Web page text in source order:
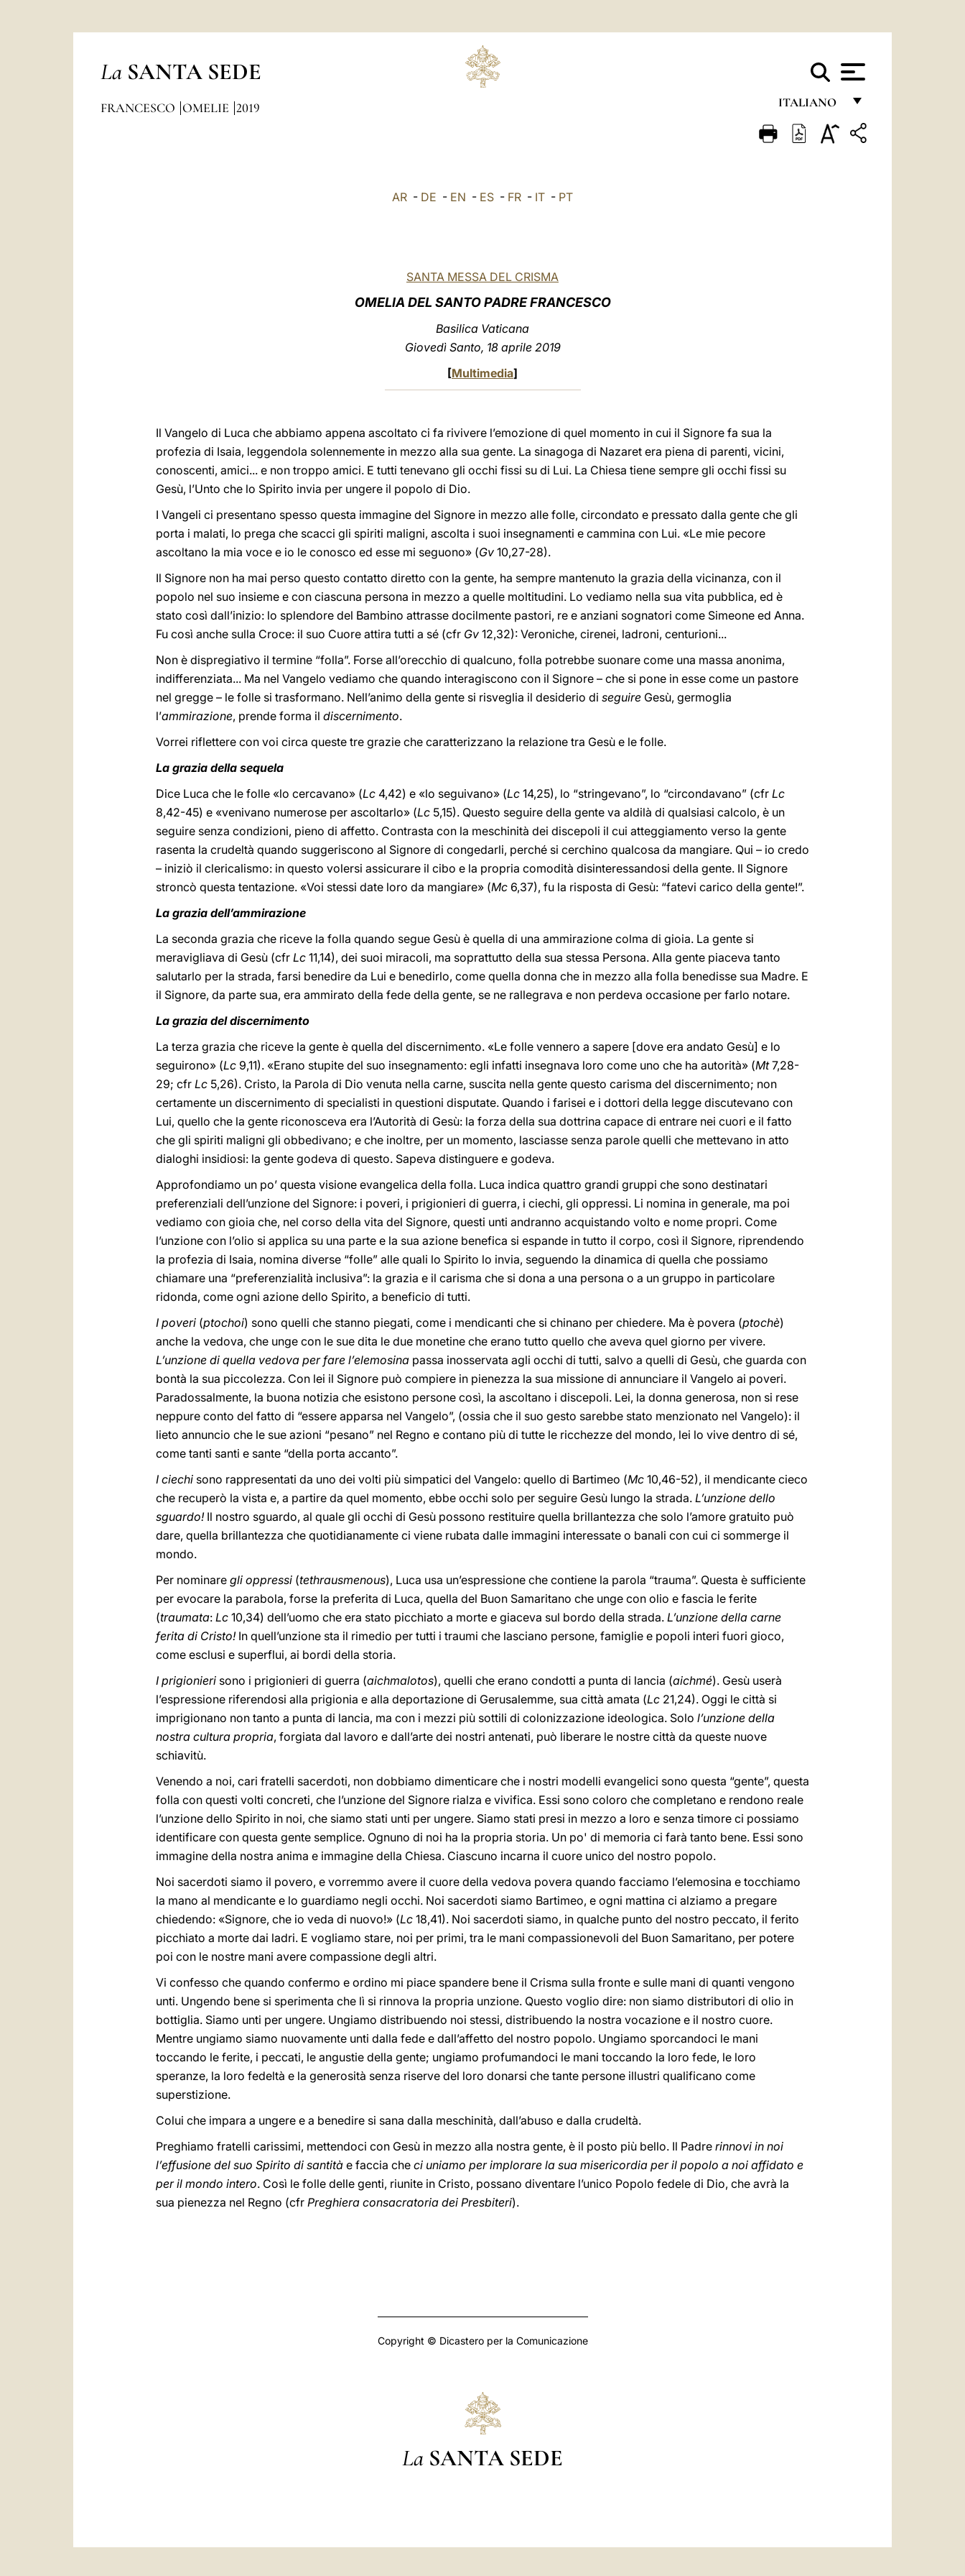
La SANTA SEDE
ITALIANO
FRANÇAIS
FRANCESCO OMELIE 2019
AR - DE - EN - ES - FR - IT - PT
SANTA MESSA DEL CRISMA
OMELIA DEL SANTO PADRE FRANCESCO
Basilica Vaticana
Giovedì Santo, 18 aprile 2019
[Multimedia]
Il Vangelo di Luca che abbiamo appena ascoltato ci fa rivivere l’emozione di quel momento in cui il Signore fa sua la
profezia di Isaia, leggendola solennemente in mezzo alla sua gente. La sinagoga di Nazaret era piena di parenti, vicini,
conoscenti, amici... e non troppo amici. E tutti tenevano gli occhi fissi su di Lui. La Chiesa tiene sempre gli occhi fissi su
Gesù, l’Unto che lo Spirito invia per ungere il popolo di Dio.
I Vangeli ci presentano spesso questa immagine del Signore in mezzo alle folle, circondato e pressato dalla gente che gli
porta i malati, lo prega che scacci gli spiriti maligni, ascolta i suoi insegnamenti e cammina con Lui. «Le mie pecore
ascoltano la mia voce e io le conosco ed esse mi seguono» (Gv 10,27-28).
Il Signore non ha mai perso questo contatto diretto con la gente, ha sempre mantenuto la grazia della vicinanza, con il
popolo nel suo insieme e con ciascuna persona in mezzo a quelle moltitudini. Lo vediamo nella sua vita pubblica, ed è
stato così dall’inizio: lo splendore del Bambino attrasse docilmente pastori, re e anziani sognatori come Simeone ed Anna.
Fu così anche sulla Croce: il suo Cuore attira tutti a sé (cfr Gv 12,32): Veroniche, cirenei, ladroni, centurioni...
Non è dispregiativo il termine “folla”. Forse all’orecchio di qualcuno, folla potrebbe suonare come una massa anonima,
indifferenziata... Ma nel Vangelo vediamo che quando interagiscono con il Signore – che si pone in esse come un pastore
nel gregge – le folle si trasformano. Nell’animo della gente si risveglia il desiderio di seguire Gesù, germoglia
l’ammirazione, prende forma il discernimento.
Vorrei riflettere con voi circa queste tre grazie che caratterizzano la relazione tra Gesù e le folle.
La grazia della sequela
Dice Luca che le folle «lo cercavano» (Lc 4,42) e «lo seguivano» (Lc 14,25), lo “stringevano”, lo “circondavano” (cfr Lc
8,42-45) e «venivano numerose per ascoltarlo» (Lc 5,15). Questo seguire della gente va aldilà di qualsiasi calcolo, è un
seguire senza condizioni, pieno di affetto. Contrasta con la meschinità dei discepoli il cui atteggiamento verso la gente
rasenta la crudeltà quando suggeriscono al Signore di congedarli, perché si cerchino qualcosa da mangiare. Qui – io credo
– iniziò il clericalismo: in questo volersi assicurare il cibo e la propria comodità disinteressandosi della gente. Il Signore
stroncò questa tentazione. «Voi stessi date loro da mangiare» (Mc 6,37), fu la risposta di Gesù: “fatevi carico della gente!”.
La grazia dell’ammirazione
La seconda grazia che riceve la folla quando segue Gesù è quella di una ammirazione colma di gioia. La gente si
meravigliava di Gesù (cfr Lc 11,14), dei suoi miracoli, ma soprattutto della sua stessa Persona. Alla gente piaceva tanto
salutarlo per la strada, farsi benedire da Lui e benedirlo, come quella donna che in mezzo alla folla benedisse sua Madre. E
il Signore, da parte sua, era ammirato della fede della gente, se ne rallegrava e non perdeva occasione per farlo notare.
La grazia del discernimento
La terza grazia che riceve la gente è quella del discernimento. «Le folle vennero a sapere [dove era andato Gesù] e lo
seguirono» (Lc 9,11). «Erano stupite del suo insegnamento: egli infatti insegnava loro come uno che ha autorità» (Mt7,28-
29; cfr Lc 5,26). Cristo, la Parola di Dio venuta nella carne, suscita nella gente questo carisma del discernimento; non
certamente un discernimento di specialisti in questioni disputate. Quando i farisei e i dottori della legge discutevano con
Lui, quello che la gente riconosceva era l’Autorità di Gesù: la forza della sua dottrina capace di entrare nei cuori e il fatto
che gli spiriti maligni gli obbedivano; e che inoltre, per un momento, lasciasse senza parole quelli che mettevano in atto
dialoghi insidiosi: la gente godeva di questo. Sapeva distinguere e godeva.
Approfondiamo un po’ questa visione evangelica della folla. Luca indica quattro grandi gruppi che sono destinatari
preferenziali dell’unzione del Signore: i poveri, i prigionieri di guerra, i ciechi, gli oppressi. Li nomina in generale, ma poi
vediamo con gioia che, nel corso della vita del Signore, questi unti andranno acquistando volto e nome propri. Come
l’unzione con l’olio si applica su una parte e la sua azione benefica si espande in tutto il corpo, così il Signore, riprendendo
la profezia di Isaia, nomina diverse “folle” alle quali lo Spirito lo invia, seguendo la dinamica di quella che possiamo
chiamare una “preferenzialità inclusiva”: la grazia e il carisma che si dona a una persona o a un gruppo in particolare
ridonda, come ogni azione dello Spirito, a beneficio di tutti.
I poveri (ptochoi) sono quelli che stanno piegati, come i mendicanti che si chinano per chiedere. Ma è povera (ptochè)
anche la vedova, che unge con le sue dita le due monetine che erano tutto quello che aveva quel giorno per vivere.
L’unzione di quella vedova per fare l’elemosina passa inosservata agli occhi di tutti, salvo a quelli di Gesù, che guarda con
bontà la sua piccolezza. Con lei il Signore può compiere in pienezza la sua missione di annunciare il Vangelo ai poveri.
Paradossalmente, la buona notizia che esistono persone così, la ascoltano i discepoli. Lei, la donna generosa, non si rese
neppure conto del fatto di “essere apparsa nel Vangelo”, (ossia che il suo gesto sarebbe stato menzionato nel Vangelo): il
lieto annuncio che le sue azioni “pesano” nel Regno e contano più di tutte le ricchezze del mondo, lei lo vive dentro di sé,
come tanti santi e sante “della porta accanto”.
I ciechi sono rappresentati da uno dei volti più simpatici del Vangelo: quello di Bartimeo (Mc 10,46-52), il mendicante cieco
che recuperò la vista e, a partire da quel momento, ebbe occhi solo per seguire Gesù lungo la strada. L’unzione dello
sguardo! Il nostro sguardo, al quale gli occhi di Gesù possono restituire quella brillantezza che solo l’amore gratuito può
dare, quella brillantezza che quotidianamente ci viene rubata dalle immagini interessate o banali con cui ci sommerge il
mondo.
Per nominare gli oppressi (tethrausmenous), Luca usa un’espressione che contiene la parola “trauma”. Questa è sufficiente
per evocare la parabola, forse la preferita di Luca, quella del Buon Samaritano che unge con olio e fascia le ferite
(traumata: Lc 10,34) dell’uomo che era stato picchiato a morte e giaceva sul bordo della strada. L’unzione della carne
ferita di Cristo! In quell’unzione sta il rimedio per tutti i traumi che lasciano persone, famiglie e popoli interi fuori gioco,
come esclusi e superflui, ai bordi della storia.
I prigionieri sono i prigionieri di guerra (aichmalotos), quelli che erano condotti a punta di lancia (aichmé). Gesù userà
l’espressione riferendosi alla prigionia e alla deportazione di Gerusalemme, sua città amata (Lc 21,24). Oggi le città si
imprigionano non tanto a punta di lancia, ma con i mezzi più sottili di colonizzazione ideologica. Solo l’unzione della
nostra cultura propria, forgiata dal lavoro e dall’arte dei nostri antenati, può liberare le nostre città da queste nuove
schiavitù.
Venendo a noi, cari fratelli sacerdoti, non dobbiamo dimenticare che i nostri modelli evangelici sono questa “gente”, questa
folla con questi volti concreti, che l’unzione del Signore rialza e vivifica. Essi sono coloro che completano e rendono reale
l’unzione dello Spirito in noi, che siamo stati unti per ungere. Siamo stati presi in mezzo a loro e senza timore ci possiamo
identificare con questa gente semplice. Ognuno di noi ha la propria storia. Un po' di memoria ci farà tanto bene. Essi sono
immagine della nostra anima e immagine della Chiesa. Ciascuno incarna il cuore unico del nostro popolo.
Noi sacerdoti siamo il povero, e vorremmo avere il cuore della vedova povera quando facciamo l’elemosina e tocchiamo
la mano al mendicante e lo guardiamo negli occhi. Noi sacerdoti siamo Bartimeo, e ogni mattina ci alziamo a pregare
chiedendo: «Signore, che io veda di nuovo!» (Lc 18,41). Noi sacerdoti siamo, in qualche punto del nostro peccato, il ferito
picchiato a morte dai ladri. E vogliamo stare, noi per primi, tra le mani compassionevoli del Buon Samaritano, per potere
poi con le nostre mani avere compassione degli altri.
Vi confesso che quando confermo e ordino mi piace spandere bene il Crisma sulla fronte e sulle mani di quanti vengono
unti. Ungendo bene si sperimenta che lì si rinnova la propria unzione. Questo voglio dire: non siamo distributori di olio in
bottiglia. Siamo unti per ungere. Ungiamo distribuendo noi stessi, distribuendo la nostra vocazione e il nostro cuore.
Mentre ungiamo siamo nuovamente unti dalla fede e dall’affetto del nostro popolo. Ungiamo sporcandoci le mani
toccando le ferite, i peccati, le angustie della gente; ungiamo profumandoci le mani toccando la loro fede, le loro
speranze, la loro fedeltà e la generosità senza riserve del loro donarsi che tante persone illustri qualificano come
superstizione.
Colui che impara a ungere e a benedire si sana dalla meschinità, dall’abuso e dalla crudeltà.
Preghiamo fratelli carissimi, mettendoci con Gesù in mezzo alla nostra gente, è il posto più bello. Il Padre rinnovi in noi
l’effusione del suo Spirito di santità e faccia che ci uniamo per implorare la sua misericordia per il popolo a noi affidato e
per il mondo intero. Così le folle delle genti, riunite in Cristo, possano diventare l’unico Popolo fedele di Dio, che avrà la
sua pienezza nel Regno (cfr Preghiera consacratoria dei Presbiteri).
Copyright © Dicastero per la Comunicazione
La SANTA SEDE